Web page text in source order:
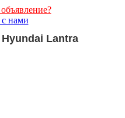
с нами
Lantra